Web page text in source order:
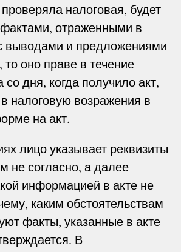
налоговая, будет
фактами, отраженными в
выводами и предложениями
оно праве в течение
дня, когда получило акт,
налоговую возражения в
на акт.
лицо указывает реквизиты
не согласно, а далее
информацией в акте не
каким обстоятельствам
факты, указанные в акте
В